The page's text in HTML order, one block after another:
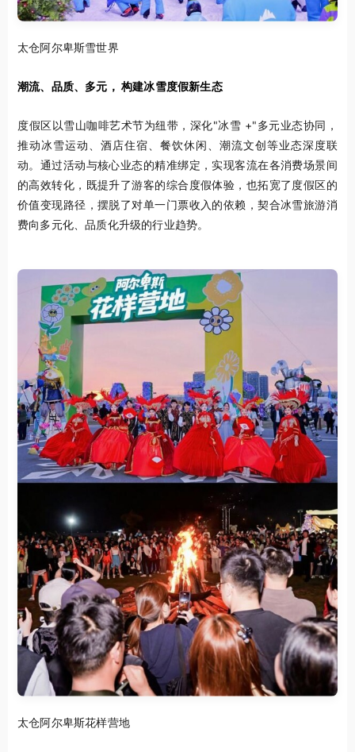
太仓阿尔卑斯雪世界
潮流、品质、多元， 构建冰雪度假新生态
度假区以雪山咖啡艺术节为纽带，深化"冰雪 +"多元业态协同，
推动冰雪运动、酒店住宿、餐饮休闲、潮流文创等业态深度联
动。通过活动与核心业态的精准绑定，实现客流在各消费场景间
的高效转化，既提升了游客的综合度假体验，也拓宽了度假区的
价值变现路径，摆脱了对单一门票收入的依赖，契合冰雪旅游消
费向多元化、品质化升级的行业趋势。
太仓阿尔卑斯花样营地